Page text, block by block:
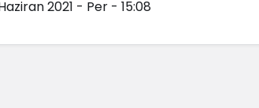
2021 - Per - 15:08